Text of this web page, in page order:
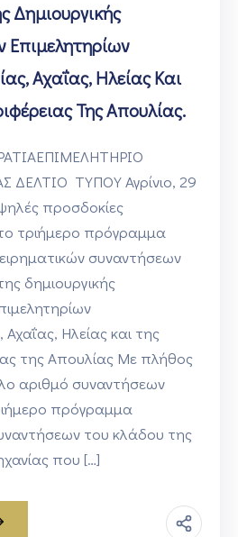
Δημιουργικής
Επιμελητηρίων
Αχαΐας, Ηλείας Και
Της Απουλίας.
ΔΕΛΤΙΟ ΤΥΠΟΥ Αγρίνιο, 29
προσδοκίες
τριήμερο πρόγραμμα
συναντήσεων
δημιουργικής
Ηλείας και της
της Απουλίας Με πλήθος
αριθμό συναντήσεων
πρόγραμμα
του κλάδου της
που […]